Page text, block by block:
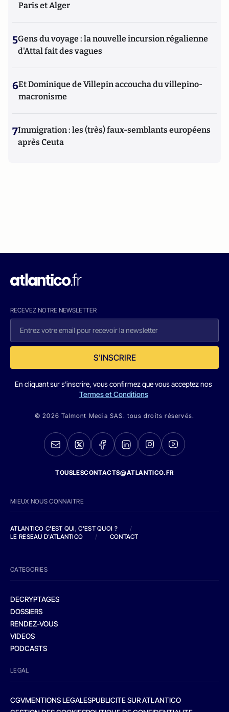
Paris et Alger
5Gens du voyage : la nouvelle incursion régalienne
d'Attal fait des vagues
6Et Dominique de Villepin accoucha du villepino-
macronisme
7Immigration : les (très) faux-semblants européens
après Ceuta
RECEVEZ NOTRE NEWSLETTER
S'INSCRIRE
En cliquant sur s'inscrire, vous confirmez que vous acceptez nos
Termes et Conditions
© 2026 Talmont Media SAS. tous droits réservés.
TOUSLESCONTACTS@ATLANTICO.FR
MIEUX NOUS CONNAITRE
ATLANTICO C'EST QUI, C'EST QUOI ?
/
LE RESEAU D'ATLANTICO
/ CONTACT
CATEGORIES
DECRYPTAGES
DOSSIERS
RENDEZ-VOUS
VIDEOS
PODCASTS
LEGAL
CGVMENTIONS LEGALESPUBLICITE SUR ATLANTICO